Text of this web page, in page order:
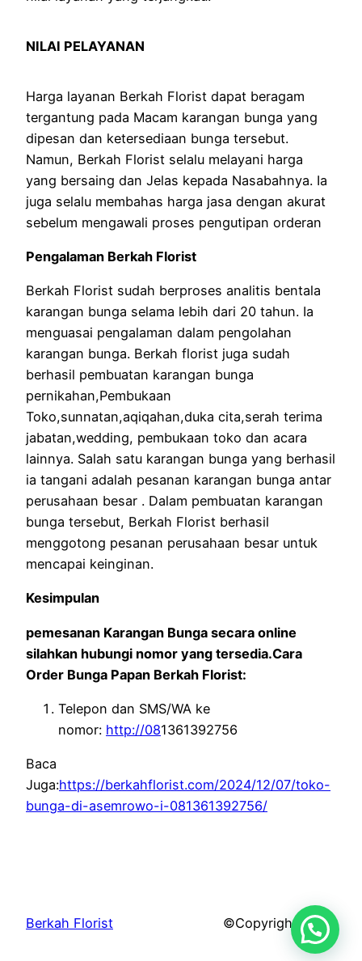
NILAI PELAYANAN
Harga layanan Berkah Florist dapat beragam
tergantung pada Macam karangan bunga yang
dipesan dan ketersediaan bunga tersebut.
Namun, Berkah Florist selalu melayani harga
yang bersaing dan Jelas kepada Nasabahnya. Ia
juga selalu membahas harga jasa dengan akurat
sebelum mengawali proses pengutipan orderan
Pengalaman Berkah Florist
Berkah Florist sudah berproses analitis bentala
karangan bunga selama lebih dari 20 tahun. Ia
menguasai pengalaman dalam pengolahan
karangan bunga. Berkah florist juga sudah
berhasil pembuatan karangan bunga
pernikahan,Pembukaan
Toko,sunnatan,aqiqahan,duka cita,serah terima
jabatan,wedding, pembukaan toko dan acara
lainnya. Salah satu karangan bunga yang berhasil
ia tangani adalah pesanan karangan bunga antar
perusahaan besar . Dalam pembuatan karangan
bunga tersebut, Berkah Florist berhasil
menggotong pesanan perusahaan besar untuk
mencapai keinginan.
Kesimpulan
pemesanan Karangan Bunga secara online
silahkan hubungi nomor yang tersedia.Cara
Order Bunga Papan Berkah Florist:
Telepon dan SMS/WA ke
nomor: http://081361392756
Baca
Juga:https://berkahflorist.com/2024/12/07/toko-
bunga-di-asemrowo-i-081361392756/
Berkah Florist ©Copyright 2026.